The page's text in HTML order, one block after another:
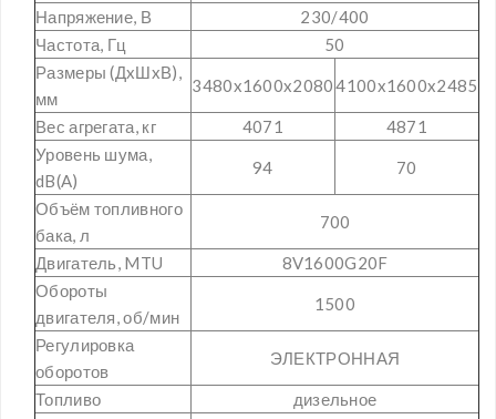
Напряжение, В
230/400
Частота, Гц
50
Размеры (ДxШxВ),
мм
3480x1600x20804100x1600x2485
Вес агрегата, кг 4071
4871
Уровень шума,
dB(A)
94 70
Объём топливного
бака, л
700
Двигатель, MTU
8V1600G20F
Обороты
двигателя, об/мин
1500
Регулировка
оборотов
ЭЛЕКТРОННАЯ
Топливо
дизельное